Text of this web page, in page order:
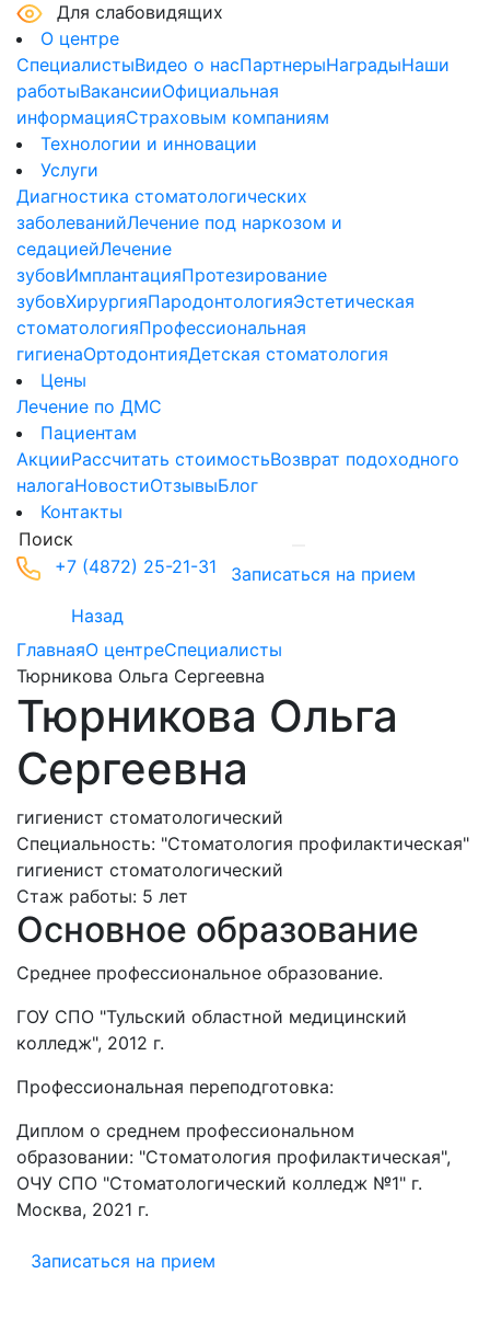
Для слабовидящих
О центре
СпециалистыВидео о насПартнерыНаградыНаши
работыВакансииОфициальная
информацияСтраховым компаниям
Технологии и инновации
Услуги
Диагностика стоматологических
заболеванийЛечение под наркозом и
седациейЛечение
зубовИмплантацияПротезирование
зубовХирургияПародонтологияЭстетическая
стоматологияПрофессиональная
гигиенаОртодонтияДетская стоматология
Цены
Лечение по ДМС
Пациентам
АкцииРассчитать стоимостьВозврат подоходного
налогаНовостиОтзывыБлог
Контакты
+7 (4872) 25-21-31
Записаться на прием
Назад
ГлавнаяО центреСпециалисты
Тюрникова Ольга Сергеевна
Тюрникова Ольга
Сергеевна
гигиенист стоматологический
Специальность: "Стоматология профилактическая"
гигиенист стоматологический
Стаж работы: 5 лет
Основное образование
Среднее профессиональное образование.
ГОУ СПО "Тульский областной медицинский
колледж", 2012 г.
Профессиональная переподготовка:
Диплом о среднем профессиональном
образовании: "Стоматология профилактическая",
ОЧУ СПО "Стоматологический колледж №1" г.
Москва, 2021 г.
Записаться на прием